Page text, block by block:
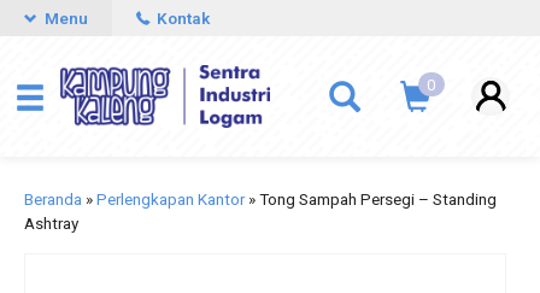
Menu Kontak
0
Beranda »Perlengkapan Kantor»Tong Sampah Persegi – Standing
Ashtray